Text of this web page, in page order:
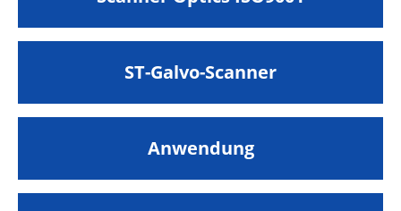
ST-Galvo-Scanner
Anwendung